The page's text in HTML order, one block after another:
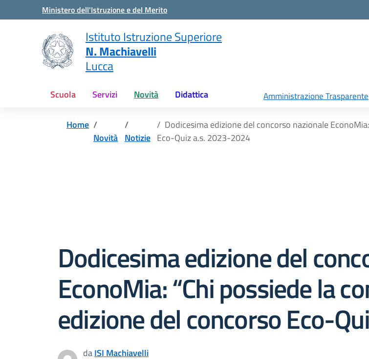
Vai ai contenuti
Vai al menu di navigazione
Ministero dell'Istruzione e del Merito
Istituto Istruzione Superiore
N. Machiavelli
Lucca
Scuola Servizi Novità Didattica Amministrazione Trasparente
Home
Novità Notizie
Dodicesima edizione del concorso nazionale
Eco-Quiz a.s. 2023-2024
Dodicesima edizione del
EconoMia: “Chi possiede la
edizione del concorso Eco-
daISI Machiavelli